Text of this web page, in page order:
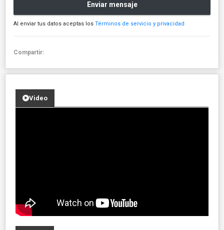
Enviar mensaje
Al enviar tus datos aceptas los Términos de servicio y privacidad
Compartir:
Video